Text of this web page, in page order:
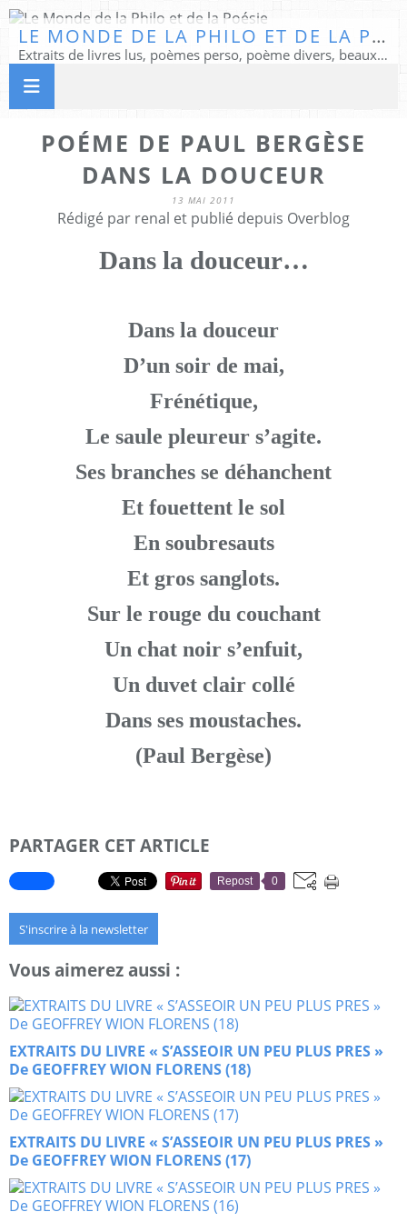
LE MONDE DE LA PHILO ET DE LA POÉSIE
Extraits de livres lus, poèmes perso, poème divers, beaux textes...
POÉME DE PAUL BERGÈSE
DANS LA DOUCEUR
13 MAI 2011
Rédigé par renal et publié depuis Overblog
Dans la douceur…
Dans la douceur
D’un soir de mai,
Frénétique,
Le saule pleureur s’agite.
Ses branches se déhanchent
Et fouettent le sol
En soubresauts
Et gros sanglots.
Sur le rouge du couchant
Un chat noir s’enfuit,
Un duvet clair collé
Dans ses moustaches.
(Paul Bergèse)
PARTAGER CET ARTICLE
Repost 0
S'inscrire à la newsletter
Vous aimerez aussi :
EXTRAITS DU LIVRE « S’ASSEOIR UN PEU PLUS PRES »
De GEOFFREY WION FLORENS (18)
EXTRAITS DU LIVRE « S’ASSEOIR UN PEU PLUS PRES »
De GEOFFREY WION FLORENS (17)